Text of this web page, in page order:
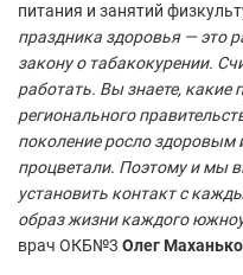
питания и занятий
праздника здоровья — это
закону о табакокурении.
работать. Вы знаете, какие
регионального
поколение росло здоровым
процветали. Поэтому и мы
установить контакт с
образ жизни каждого
врач ОКБ№3 Олег